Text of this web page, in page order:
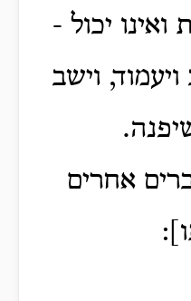
יכול -
וישב
אחרים